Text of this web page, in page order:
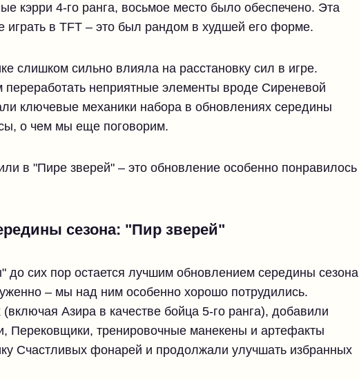
кэрри 4-го ранга, восьмое место было обеспечено. Эта
играть в TFT – это был рандом в худшей его форме.
слишком сильно влияла на расстановку сил в игре.
неприятные элементы вроде Сиреневой
ключевые механики набора в обновлениях середины
о чем мы еще поговорим.
в "Пире зверей" – это обновление особенно понравилось
сезона: "Пир зверей"
до сих пор остается лучшим обновлением середины сезона
– мы над ним особенно хорошо потрудились.
Азира в качестве бойца 5-го ранга), добавили
Перековщики, тренировочные манекены и артефакты
Счастливых фонарей и продолжали улучшать избранных